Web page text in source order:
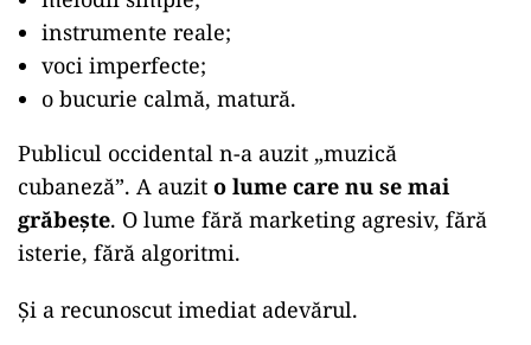
instrumente reale;
voci imperfecte;
o bucurie calmă, matură.
Publicul occidental n-a auzit „muzică
cubaneză”. A auzit o lume care nu se mai
grăbește. O lume fără marketing agresiv, fără
isterie, fără algoritmi.
Și a recunoscut imediat adevărul.